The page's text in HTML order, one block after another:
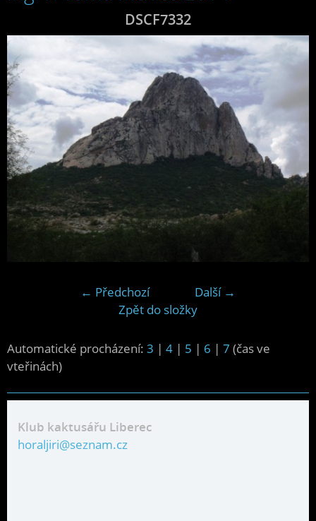
DSCF7332
← Předchozí
Další →
Zpět do složky
Automatické procházení: 3 | 4 | 5 | 6 | 7 (čas ve
vteřinách)
Klub kaktusářu Liberec
horaljiri@seznam.cz